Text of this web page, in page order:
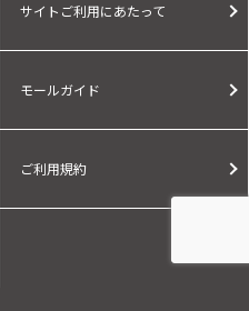
サイトご利用にあたって
モールガイド
ご利用規約